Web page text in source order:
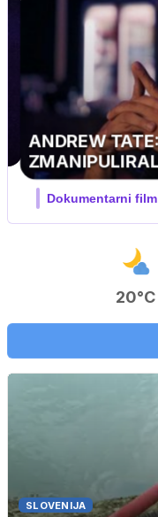
MOJ
Film meseca /
20°C
SLOVENIJA